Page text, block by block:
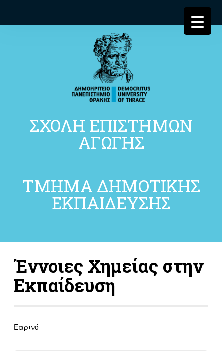
ΣΧΟΛΗ ΕΠΙΣΤΗΜΩΝ
ΑΓΩΓΗΣ
ΤΜΗΜΑ ΔΗΜΟΤΙΚΗΣ
ΕΚΠΑΙΔΕΥΣΗΣ
Έννοιες Χημείας στην
Εκπαίδευση
Εαρινό